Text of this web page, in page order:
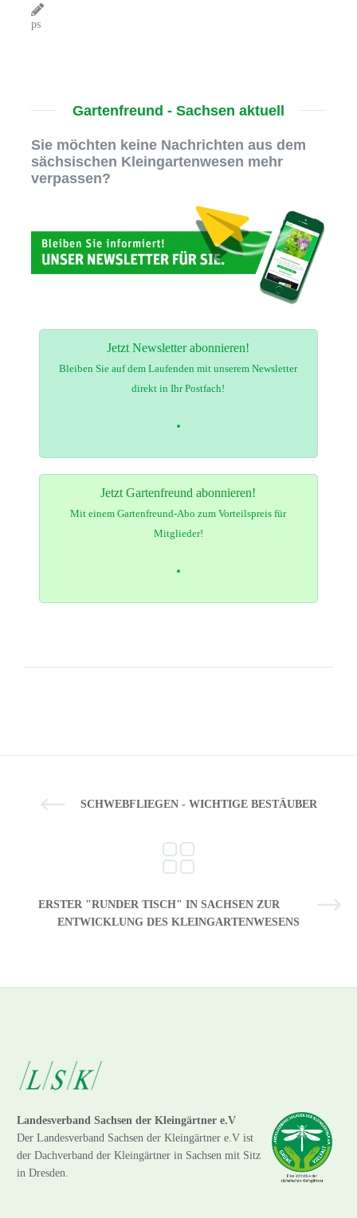
ps
Gartenfreund - Sachsen aktuell
Sie möchten keine Nachrichten aus dem
sächsischen Kleingartenwesen mehr
verpassen?
Jetzt Newsletter abonnieren!
Bleiben Sie auf dem Laufenden mit unserem Newsletter
direkt in Ihr Postfach!
Jetzt Gartenfreund abonnieren!
Mit einem Gartenfreund-Abo zum Vorteilspreis für
Mitglieder!
SCHWEBFLIEGEN - WICHTIGE BESTÄUBER
ERSTER "RUNDER TISCH" IN SACHSEN ZUR
ENTWICKLUNG DES KLEINGARTENWESENS
Landesverband Sachsen der Kleingärtner e.V
Der Landesverband Sachsen der Kleingärtner e.V ist
der Dachverband der Kleingärtner in Sachsen mit Sitz
in Dresden.